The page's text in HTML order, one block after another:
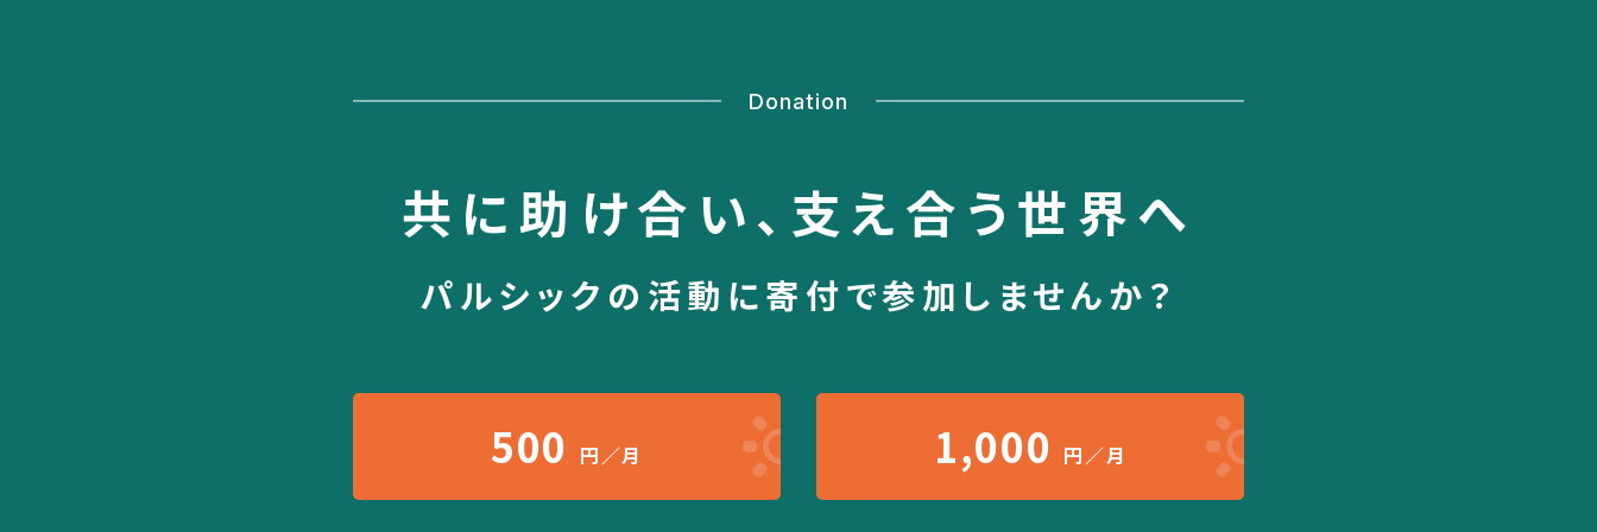
Donation
共に助け合い、 支え合う世界へ
パルシックの活動に寄付で参加しませんか？
500 円／月 1,000 円／月